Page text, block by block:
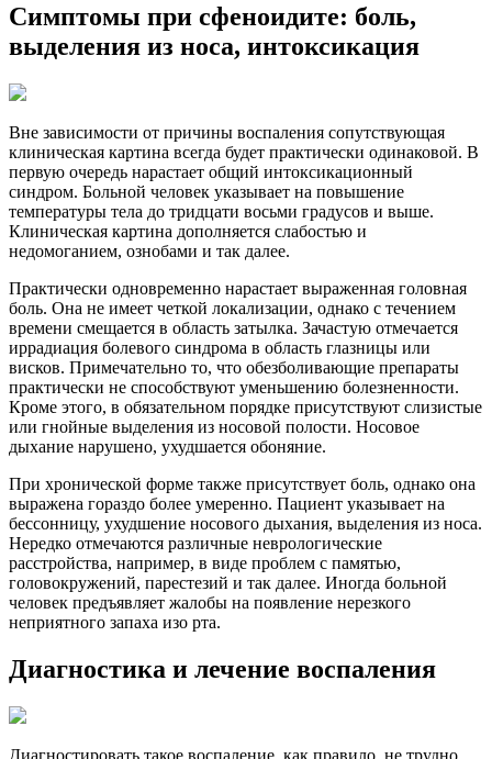
Симптомы при сфеноидите: боль,
выделения из носа, интоксикация
Вне зависимости от причины воспаления сопутствующая
клиническая картина всегда будет практически одинаковой. В
первую очередь нарастает общий интоксикационный
синдром. Больной человек указывает на повышение
температуры тела до тридцати восьми градусов и выше.
Клиническая картина дополняется слабостью и
недомоганием, ознобами и так далее.
Практически одновременно нарастает выраженная головная
боль. Она не имеет четкой локализации, однако с течением
времени смещается в область затылка. Зачастую отмечается
иррадиация болевого синдрома в область глазницы или
висков. Примечательно то, что обезболивающие препараты
практически не способствуют уменьшению болезненности.
Кроме этого, в обязательном порядке присутствуют слизистые
или гнойные выделения из носовой полости. Носовое
дыхание нарушено, ухудшается обоняние.
При хронической форме также присутствует боль, однако она
выражена гораздо более умеренно. Пациент указывает на
бессонницу, ухудшение носового дыхания, выделения из носа.
Нередко отмечаются различные неврологические
расстройства, например, в виде проблем с памятью,
головокружений, парестезий и так далее. Иногда больной
человек предъявляет жалобы на появление нерезкого
неприятного запаха изо рта.
Диагностика и лечение воспаления
Диагностировать такое воспаление, как правило, не трудно.